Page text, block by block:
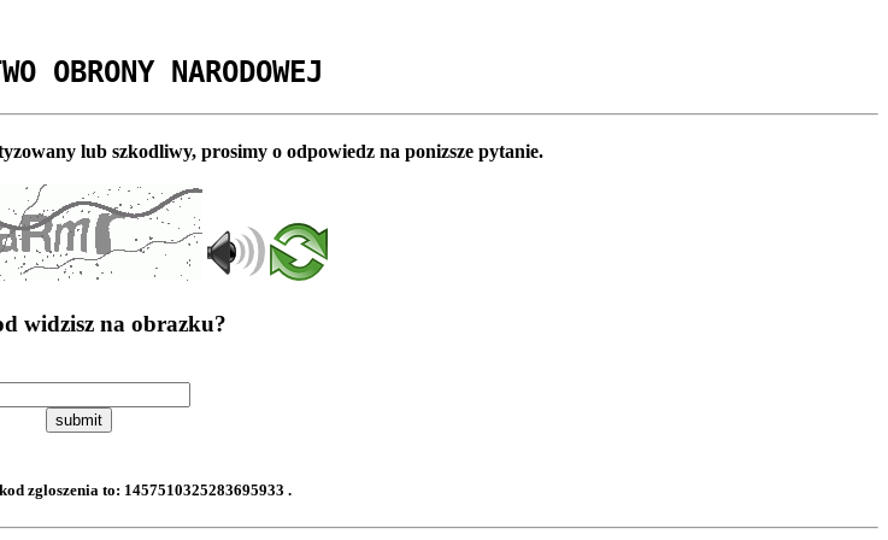
OBRONY NARODOWEJ
lub szkodliwy, prosimy o odpowiedz na ponizsze pytanie.
widzisz na obrazku?
submit
zgloszenia to: 1457510325283695933 .